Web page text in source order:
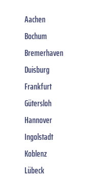
Aachen
Bochum
Bremerhaven
Duisburg
Frankfurt
Gütersloh
Hannover
Ingolstadt
Koblenz
Lübeck